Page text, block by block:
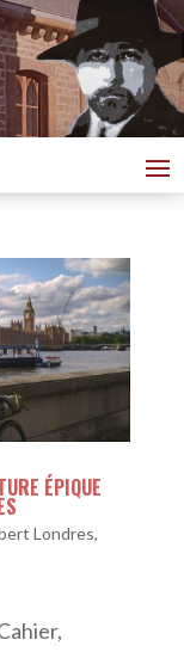
ÉPIQUE
Londres,